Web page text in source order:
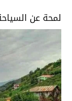
لمحة عن